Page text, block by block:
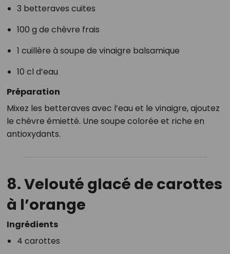
3 betteraves cuites
100 g de chèvre frais
1 cuillère à soupe de vinaigre balsamique
10 cl d’eau
Préparation
Mixez les betteraves avec l’eau et le vinaigre, ajoutez
le chèvre émietté. Une soupe colorée et riche en
antioxydants.
8. Velouté glacé de carottes
à l’orange
Ingrédients
4 carottes